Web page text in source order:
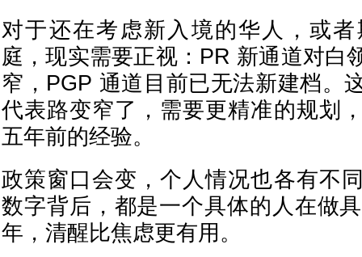
对于还在考虑新入境的华人，或
庭，现实需要正视：PR 新通道对白
窄，PGP 通道目前已无法新建档。
代表路变窄了，需要更精准的规划
五年前的经验。
政策窗口会变，个人情况也各有不
数字背后，都是一个具体的人在做
年，清醒比焦虑更有用。